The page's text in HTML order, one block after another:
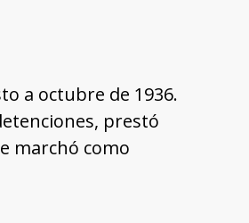
a octubre de 1936.
prestó
marchó como